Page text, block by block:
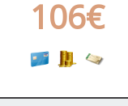
106€